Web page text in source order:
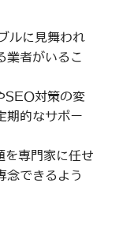
ルに見舞われ
業者がいるこ
SEO対策の変
期的なサポー
専門家に任せ
念できるよう